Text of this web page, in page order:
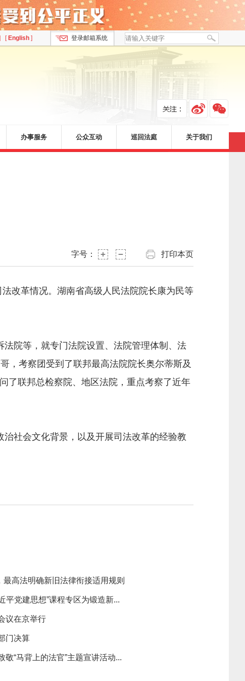
[ English ] 登录邮箱系统
办事服务 公众互动 巡回法庭 关于我们
字号： 打印本页
改革情况。湖南省高级人民法院院长康为民等
院等，就专门法院设置、法院管理体制、法
，考察团受到了联邦最高法院院长奥尔蒂斯及
了联邦总检察院、地区法院，重点考察了近年
社会文化背景，以及开展司法改革的经验教
高法明确新旧法律衔接适用规则
平党建思想”课程专区为锻造新...
议在京举行
门决算
“马背上的法官”主题宣讲活动...